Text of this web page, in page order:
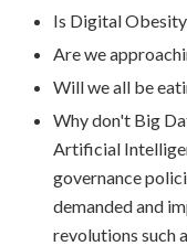
Is Digital
Are we
Will we all be
Why don't Big
Artificial
governance
demanded and
revolutions such